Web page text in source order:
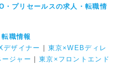
プリセールスの求人・転職情
職情報
ザイナー
東京×WEBディレ
ジャー
東京×フロントエンド